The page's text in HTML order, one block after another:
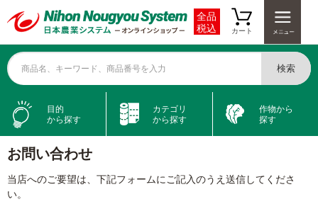
全品
税込
カート
商品名、キーワード、商品番号を入力 検索
目的
から探す
カテゴリ
から探す
作物から
探す
お問い合わせ
当店へのご要望は、下記フォームにご記入のうえ送信してくださ
い。